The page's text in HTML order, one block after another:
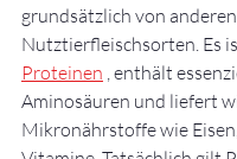
grundsätzlich von anderen
Nutztierfleischsorten. Es
Proteinen , enthält
Aminosäuren und liefert
Mikronährstoffe wie